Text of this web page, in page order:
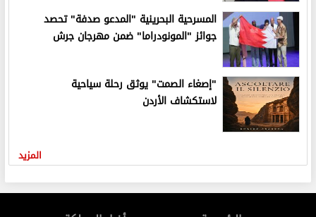
المسرحية البحرينية "المدعو صدفة" تحصد
جوائز "المونودراما" ضمن مهرجان جرش
"إصغاء الصمت" يوثق رحلة سياحية
لاستكشاف الأردن
المزيد